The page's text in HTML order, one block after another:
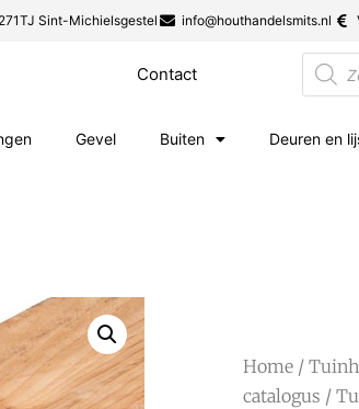
Sint-Michielsgestel info@houthandelsmits.nl
Contact
Gevel Buiten Deuren en
Home /
catalogus /